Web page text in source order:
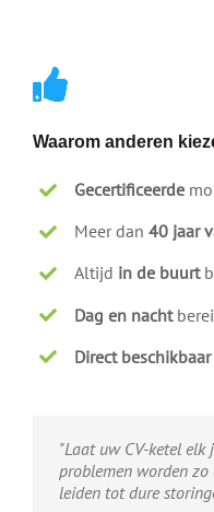
Waarom anderen
Gecertificeerde
Meer dan40 jaar
Altijd in de buurt
Dag en nacht
Direct beschikbaar
"Laat uw CV-ketel elk
problemen worden
leiden tot dure